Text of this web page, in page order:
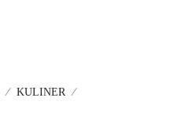
KULINER